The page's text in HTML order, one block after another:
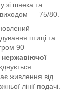
зі шнека та
виходом — 75/80.
птиці та
90
живлення від
лінії подачі.